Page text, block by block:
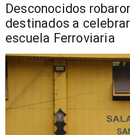
Desconocidos
destinados a
escuela Ferroviaria